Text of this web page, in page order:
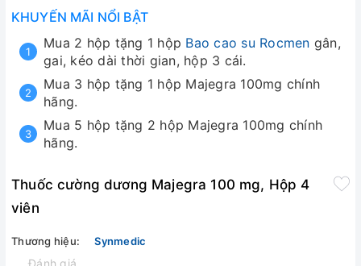
KHUYẾN MÃI NỔI BẬT
Mua 2 hộp tặng 1 hộp Bao cao su Rocmen gân,
gai, kéo dài thời gian, hộp 3 cái.
Mua 3 hộp tặng 1 hộp Majegra 100mg chính
hãng.
Mua 5 hộp tặng 2 hộp Majegra 100mg chính
hãng.
Thuốc cường dương Majegra 100 mg, Hộp 4
viên
Thương hiệu: Synmedic
Đánh giá